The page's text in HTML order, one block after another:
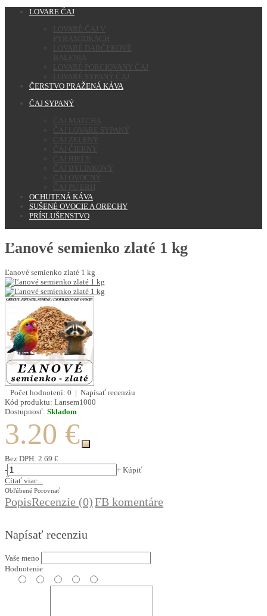
LOVARE ČAJ
LOVARÉ ČAJ V
PYRAMÍDKACH
LOVARÉ DARČEKOVÉ
BALENIA
LOVARÉ PORCIOVANÝ ČAJ
LOVARÉ SYPANÝ ČAJ
ČERSTVO PRAŽENÁ KÁVA
ČAJ SYPANÝ
ČAJ MATCHA
ČAJ LOVARE SYPANÝ
ČAJ ZELENÝ
ČAJ ČIERNY
ČAJ BIELY
ČAJ BYLINKOVÝ
ČAJ OVOCNÝ
ČAJ PU ERH
OCHUTENÁ KÁVA
SUŠENÉ OVOCIE A ORECHY
PRÍSLUŠENSTVO
Ľanové semienko zlaté 1 kg
Ľanové semienko zlaté 1 kg
Počet hodnotení: 0 | Napísať recenziu
Kód produktu: Lansem1000
Dostupnosť: Skladom
3.20 €
Bez DPH: 2.69 €
-
+ Kúpiť
Čítať viac...
Obľúbené Porovnať
PopisRecenzie (0)FB komentáre
Napísať recenziu
Vaše meno
Hodnotenie